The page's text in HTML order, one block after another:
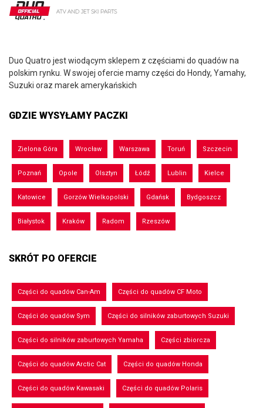
Duo Quatro jest wiodącym sklepem z częściami do quadów na
polskim rynku. W swojej ofercie mamy części do Hondy, Yamahy,
Suzuki oraz marek amerykańskich
GDZIE WYSYŁAMY PACZKI
Zielona Góra Wrocław Warszawa Toruń Szczecin
Poznań Opole Olsztyn Łódź Lublin Kielce
Katowice Gorzów Wielkopolski Gdańsk Bydgoszcz
Białystok Kraków Radom Rzeszów
SKRÓT PO OFERCIE
Części do quadów Can-Am Części do quadów CF Moto
Części do quadów Sym Części do silników zaburtowych Suzuki
Części do silników zaburtowych Yamaha Części zbiorcza
Części do quadów Arctic Cat Części do quadów Honda
Części do quadów Kawasaki Części do quadów Polaris